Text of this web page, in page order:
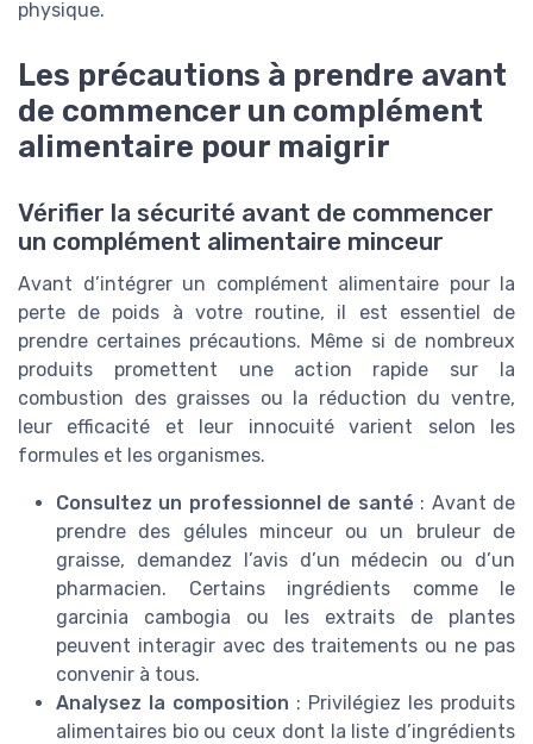
physique.
Les précautions à prendre avant
de commencer un complément
alimentaire pour maigrir
Vérifier la sécurité avant de commencer
un complément alimentaire minceur
Avant d’intégrer un complément alimentaire pour la
perte de poids à votre routine, il est essentiel de
prendre certaines précautions. Même si de nombreux
produits promettent une action rapide sur la
combustion des graisses ou la réduction du ventre,
leur efficacité et leur innocuité varient selon les
formules et les organismes.
Consultez un professionnel de santé : Avant de
prendre des gélules minceur ou un bruleur de
graisse, demandez l’avis d’un médecin ou d’un
pharmacien. Certains ingrédients comme le
garcinia cambogia ou les extraits de plantes
peuvent interagir avec des traitements ou ne pas
convenir à tous.
Analysez la composition : Privilégiez les produits
alimentaires bio ou ceux dont la liste d’ingrédients